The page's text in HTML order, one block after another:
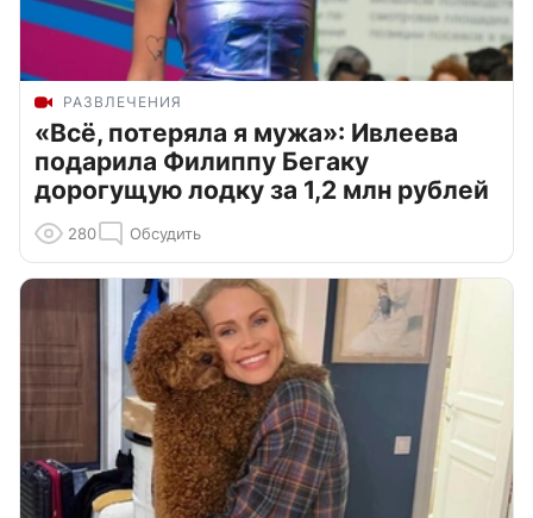
РАЗВЛЕЧЕНИЯ
«Всё, потеряла я мужа»: Ивлеева
подарила Филиппу Бегаку
дорогущую лодку за 1,2 млн рублей
280 Обсудить